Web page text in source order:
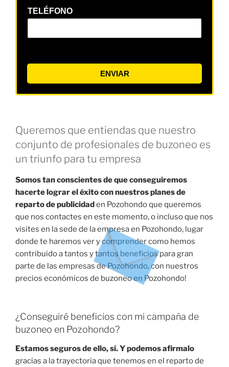
TELÉFONO
ENVIAR
Queremos que entiendas que nuestro
conjunto de profesionales de buzoneo es
un triunfo para tu empresa
Somos tan conscientes de que conseguiremos
hacerte lograr el éxito con nuestros planes de
reparto de publicidad en Pozohondo que queremos
que nos contactes en este momento, o incluso que nos
visites en la sede de la empresa en Pozohondo, lugar
donde te haremos ver y comprender como hemos
contribuido a tantos y tantos beneficios para gran
parte de las empresas de Pozohondo, con nuestros
precios económicos de buzoneo en Pozohondo!
¿Conseguiré beneficios con mi campaña de
buzoneo en Pozohondo?
Estamos seguros de ello, sí. Y podemos afirmalo
gracias a la trayectoria que tenemos en el reparto de